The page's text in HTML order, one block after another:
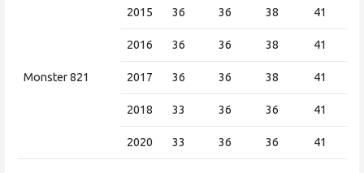
Monster 821
2015 36 36 38 41
2016 36 36 38 41
2017 36 36 38 41
2018 33 36 36 41
2020 33 36 36 41